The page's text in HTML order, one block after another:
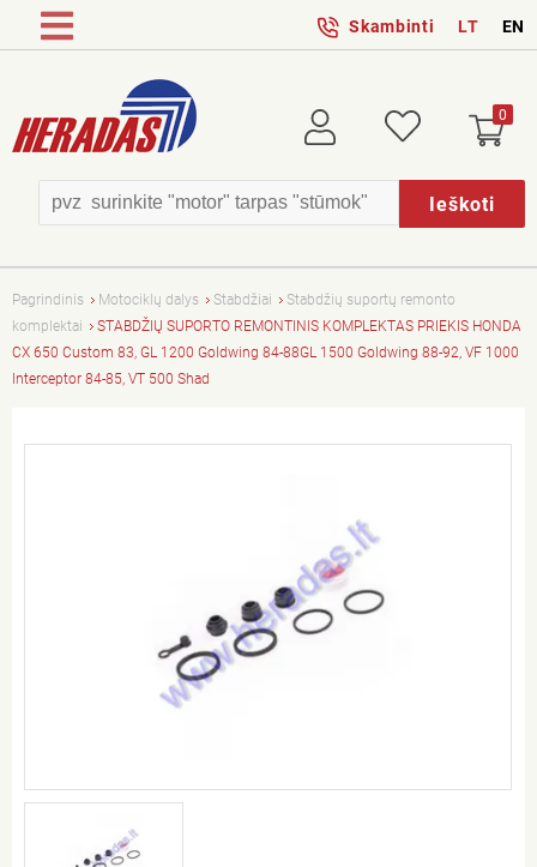
Skambinti LT EN
Ieškoti
Prisijungti Patikusios 0
Pagrindinis Motociklų dalys Stabdžiai
Stabdžių suportų remonto
komplektai
STABDŽIŲ SUPORTO REMONTINIS KOMPLEKTAS PRIEKIS HONDA
CX 650 Custom 83, GL 1200 Goldwing 84-88GL 1500 Goldwing 88-92, VF 1000
Interceptor 84-85, VT 500 Shad